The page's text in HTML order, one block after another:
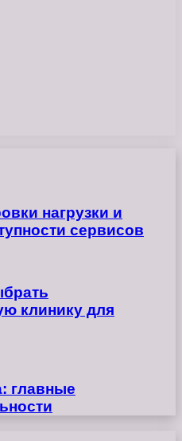
нагрузки и
сервисов
клинику для
главные